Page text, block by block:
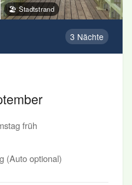
🏖️ Stadtstrand
3 Nächte
früh
(Auto optional)